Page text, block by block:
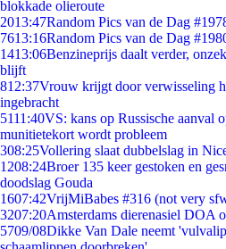
blokkade olieroute
2013:47Random Pics van de Dag
7613:16Random Pics van de Dag
1413:06Benzineprijs daalt verder,
blijft
812:37Vrouw krijgt door verwisseling
ingebracht
5111:40VS: kans op Russische aanval
munitietekort wordt probleem
308:25Vollering slaat dubbelslag in
1208:24Broer 135 keer gestoken en
doodslag Gouda
1607:42VrijMiBabes #316 (not very
3207:20Amsterdams dierenasiel DOA
5709/08Dikke Van Dale neemt